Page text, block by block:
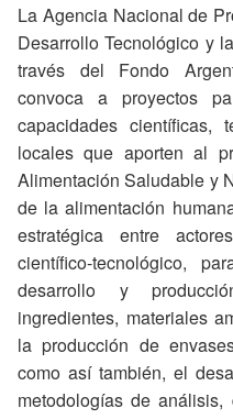
La Agencia Nacional de
Desarrollo Tecnológico y
través del Fondo
convoca a proyectos
capacidades científicas,
locales que aporten al
Alimentación Saludable y
de la alimentación
estratégica entre
científico-tecnológico,
desarrollo y
ingredientes, materiales
la producción de
como así también, el
metodologías de